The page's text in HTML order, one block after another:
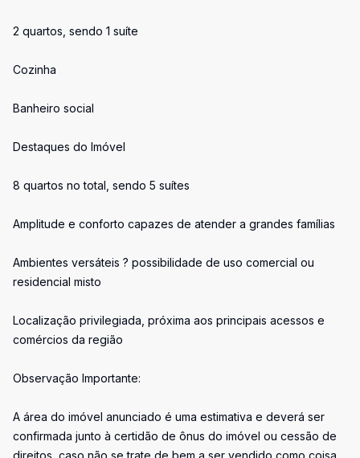
2 quartos, sendo 1 suíte
Cozinha
Banheiro social
Destaques do Imóvel
8 quartos no total, sendo 5 suítes
Amplitude e conforto capazes de atender a grandes famílias
Ambientes versáteis ? possibilidade de uso comercial ou
residencial misto
Localização privilegiada, próxima aos principais acessos e
comércios da região
Observação Importante:
A área do imóvel anunciado é uma estimativa e deverá ser
confirmada junto à certidão de ônus do imóvel ou cessão de
direitos, caso não se trate de bem a ser vendido como coisa